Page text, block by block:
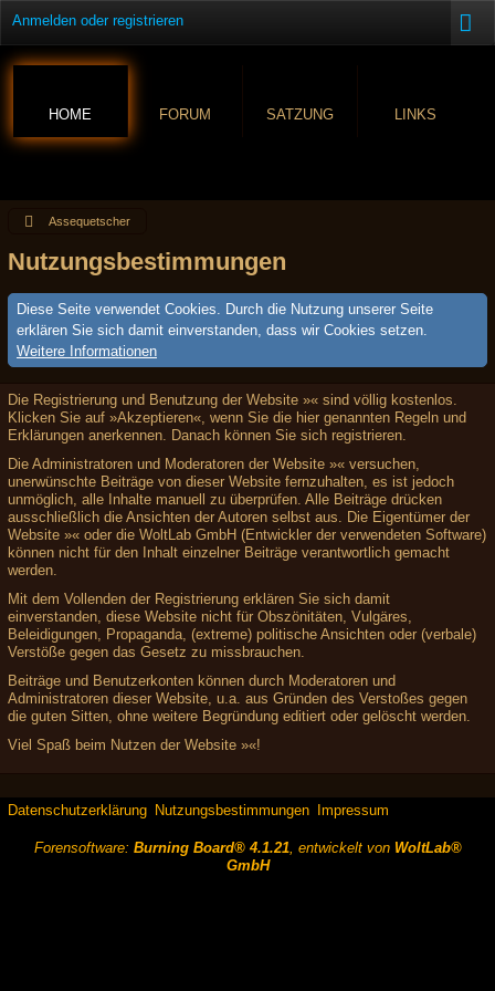
Anmelden oder registrieren
HOME FORUM SATZUNG LINKS
Assequetscher
Nutzungsbestimmungen
Diese Seite verwendet Cookies. Durch die Nutzung unserer Seite
erklären Sie sich damit einverstanden, dass wir Cookies setzen.
Weitere Informationen
Die Registrierung und Benutzung der Website »« sind völlig kostenlos.
Klicken Sie auf »Akzeptieren«, wenn Sie die hier genannten Regeln und
Erklärungen anerkennen. Danach können Sie sich registrieren.
Die Administratoren und Moderatoren der Website »« versuchen,
unerwünschte Beiträge von dieser Website fernzuhalten, es ist jedoch
unmöglich, alle Inhalte manuell zu überprüfen. Alle Beiträge drücken
ausschließlich die Ansichten der Autoren selbst aus. Die Eigentümer der
Website »« oder die WoltLab GmbH (Entwickler der verwendeten Software)
können nicht für den Inhalt einzelner Beiträge verantwortlich gemacht
werden.
Mit dem Vollenden der Registrierung erklären Sie sich damit
einverstanden, diese Website nicht für Obszönitäten, Vulgäres,
Beleidigungen, Propaganda, (extreme) politische Ansichten oder (verbale)
Verstöße gegen das Gesetz zu missbrauchen.
Beiträge und Benutzerkonten können durch Moderatoren und
Administratoren dieser Website, u.a. aus Gründen des Verstoßes gegen
die guten Sitten, ohne weitere Begründung editiert oder gelöscht werden.
Viel Spaß beim Nutzen der Website »«!
Datenschutzerklärung Nutzungsbestimmungen Impressum
Forensoftware: Burning Board® 4.1.21, entwickelt von WoltLab®
GmbH